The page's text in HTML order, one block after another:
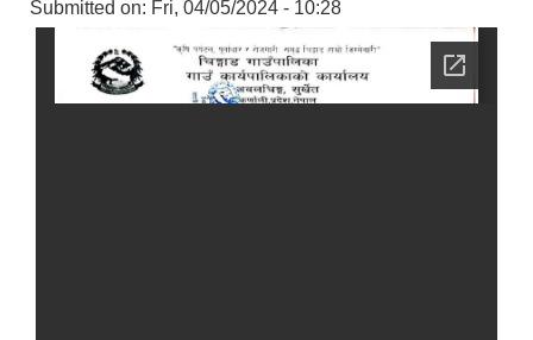
Submitted on: Fri, 04/05/2024 - 10:28